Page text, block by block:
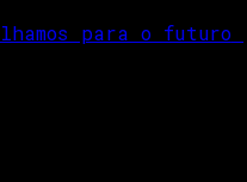
para o futuro